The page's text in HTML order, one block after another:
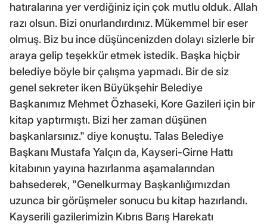
hatıralarına yer verdiğiniz için çok mutlu olduk. Allah
razı olsun. Bizi onurlandırdınız. Mükemmel bir eser
olmuş. Biz bu ince düşüncenizden dolayı sizlerle bir
araya gelip teşekkür etmek istedik. Başka hiçbir
belediye böyle bir çalışma yapmadı. Bir de siz
genel sekreter iken Büyükşehir Belediye
Başkanımız Mehmet Özhaseki, Kore Gazileri için bir
kitap yaptırmıştı. Bizi her zaman düşünen
başkanlarsınız." diye konuştu. Talas Belediye
Başkanı Mustafa Yalçın da, Kayseri-Girne Hattı
kitabının yayına hazırlanma aşamalarından
bahsederek, "Genelkurmay Başkanlığımızdan
uzunca bir görüşmeler sonucu bu kitap hazırlandı.
Kayserili gazilerimizin Kıbrıs Barış Harekatı